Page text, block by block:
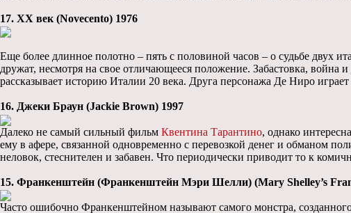
17. XX вeк (Novecento) 1976
Еще более длинное полотно – пять с половиной часов – о судьбе двух
дружат, несмотря на свое отличающееся положение. Забастовка, война
рассказывает историю Италии 20 века. Друга персонажа Де Ниро
16. Джеки Браун (Jackie Brown) 1997
Далеко не самый сильный фильм Квентина Тарантино, однако
ему в афере, связанной одновременно с перевозкой денег и обманом
неловок, стеснителен и забавен. Что периодически приводит то к
15. Франкенштейн (Франкенштейн Мэри Шелли) (Mary Shelley’s
Часто ошибочно Франкенштейном называют самого монстра,